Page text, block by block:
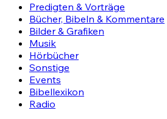
Predigten & Vorträge
Bücher, Bibeln & Kommentare
Bilder & Grafiken
Musik
Hörbücher
Sonstige
Events
Bibellexikon
Radio